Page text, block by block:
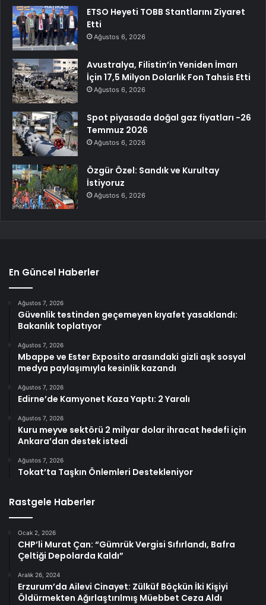
ETSO Heyeti TOBB Stantlarını Ziyaret
Etti
Ağustos 6, 2026
Avustralya, Filistin’in Yeniden İmarı
İçin 17,5 Milyon Dolarlık Fon Tahsis Etti
Ağustos 6, 2026
Spot piyasada doğal gaz fiyatları -26
Temmuz 2026
Ağustos 6, 2026
Özgür Özel: Sandık ve Kurultay
İstiyoruz
Ağustos 6, 2026
En Güncel Haberler
Ağustos 7, 2026
Güvenlik testinden geçemeyen kıyafet yasaklandı:
Bakanlık toplatıyor
Ağustos 7, 2026
Mbappe ve Ester Exposito arasındaki gizli aşk sosyal
medya paylaşımıyla kesinlik kazandı
Ağustos 7, 2026
Edirne’de Kamyonet Kaza Yaptı: 2 Yaralı
Ağustos 7, 2026
Kuru meyve sektörü 2 milyar dolar ihracat hedefi için
Ankara’dan destek istedi
Ağustos 7, 2026
Tokat’ta Taşkın Önlemleri Destekleniyor
Rastgele Haberler
Ocak 2, 2026
CHP’li Murat Çan: “Gümrük Vergisi Sıfırlandı, Bafra
Çeltiği Depolarda Kaldı”
Aralık 26, 2024
Erzurum’da Ailevi Cinayet: Zülküf Böçkün İki Kişiyi
Öldürmekten Ağırlaştırılmış Müebbet Ceza Aldı